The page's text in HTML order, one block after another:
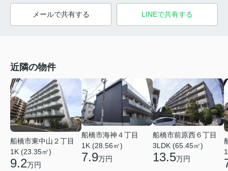
メールで共有する LINEで共有する
近隣の物件
船橋市東中山２丁目
1K (23.35㎡)
9.2万円
船橋市海神４丁目
1K (28.56㎡)
7.9万円
船橋市前原西６丁目
3LDK (65.45㎡)
13.5万円